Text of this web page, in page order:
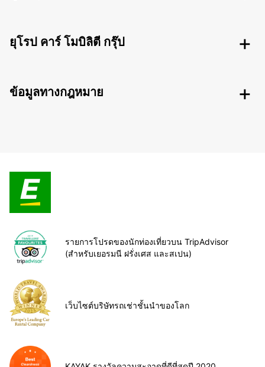
ยุโรป คาร์ โมบิลิตี กรุ๊ป
ข้อมูลทางกฎหมาย
รายการโปรดของนักท่องเที่ยวบน TripAdvisor
(สำหรับเยอรมนี ฝรั่งเศส และสเปน)
เว็บไซต์บริษัทรถเช่าชั้นนำของโลก